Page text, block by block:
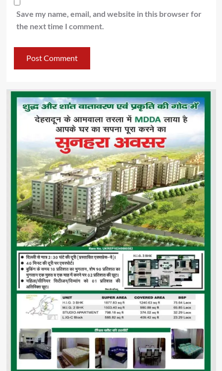
Save my name, email, and website in this browser for
the next time I comment.